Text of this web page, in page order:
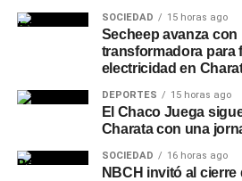
SOCIEDAD 15 horas ago
Secheep avanza
transformadora para
electricidad en
DEPORTES 15 horas ago
El Chaco Juega
Charata con una
SOCIEDAD 16 horas ago
NBCH invitó al